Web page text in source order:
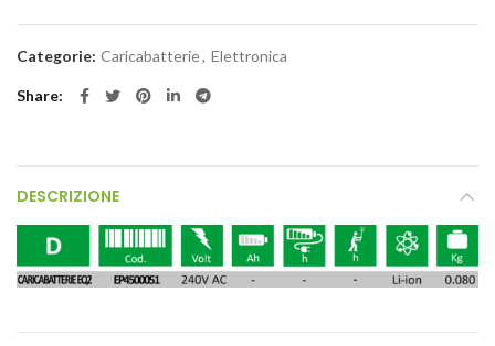
Categorie: Caricabatterie, Elettronica
Share
DESCRIZIONE